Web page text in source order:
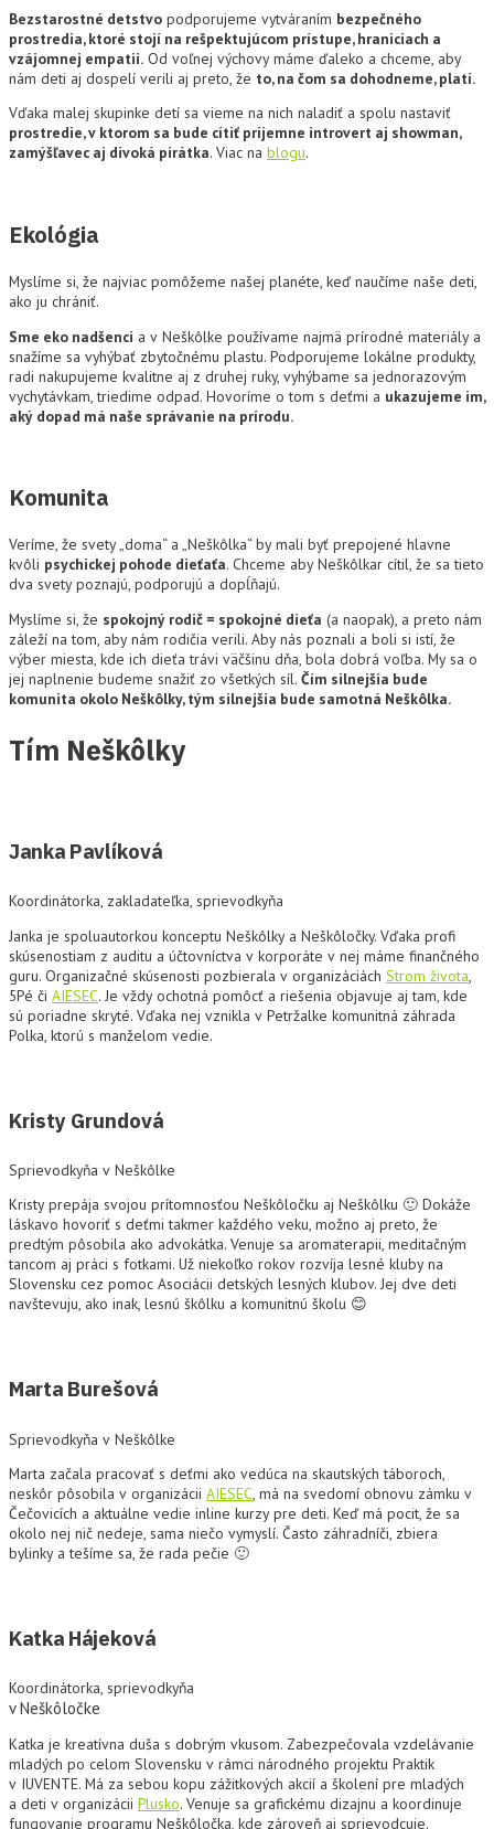
Bezstarostné detstvo podporujeme vytváraním bezpečného
prostredia, ktoré stojí na rešpektujúcom prístupe, hraniciach a
vzájomnej empatii. Od voľnej výchovy máme ďaleko a chceme, aby
nám deti aj dospelí verili aj preto, že to, na čom sa dohodneme, platí.
Vďaka malej skupinke detí sa vieme na nich naladiť a spolu nastaviť
prostredie, v ktorom sa bude cítiť príjemne introvert aj showman,
zamýšľavec aj divoká pirátka. Viac na blogu.
Ekológia
Myslíme si, že najviac pomôžeme našej planéte, keď naučíme naše deti,
ako ju chrániť.
Sme eko nadšenci a v Neškôlke používame najmä prírodné materiály a
snažíme sa vyhýbať zbytočnému plastu. Podporujeme lokálne produkty,
radi nakupujeme kvalitne aj z druhej ruky, vyhýbame sa jednorazovým
vychytávkam, triedime odpad. Hovoríme o tom s deťmi a ukazujeme im,
aký dopad má naše správanie na prírodu.
Komunita
Veríme, že svety „doma“ a „Neškôlka“ by mali byť prepojené hlavne
kvôli psychickej pohode dieťaťa. Chceme aby Neškôlkar cítil, že sa tieto
dva svety poznajú, podporujú a dopĺňajú.
Myslíme si, že spokojný rodič = spokojné dieťa (a naopak), a preto nám
záleží na tom, aby nám rodičia verili. Aby nás poznali a boli si istí, že
výber miesta, kde ich dieťa trávi väčšinu dňa, bola dobrá voľba. My sa o
jej naplnenie budeme snažiť zo všetkých síl. Čím silnejšia bude
komunita okolo Neškôlky, tým silnejšia bude samotná Neškôlka.
Tím Neškôlky
Janka Pavlíková
Koordinátorka, zakladateľka, sprievodkyňa
Janka je spoluautorkou konceptu Neškôlky a Neškôločky. Vďaka profi
skúsenostiam z auditu a účtovníctva v korporáte v nej máme finančného
guru. Organizačné skúsenosti pozbierala v organizáciách Strom života
5Pé či AIESEC. Je vždy ochotná pomôcť a riešenia objavuje aj tam, kde
sú poriadne skryté. Vďaka nej vznikla v Petržalke komunitná záhrada
Polka, ktorú s manželom vedie.
Kristy Grundová
Sprievodkyňa v Neškôlke
Kristy prepája svojou prítomnosťou Neškôločku aj Neškôlku 🙂 Dokáže
láskavo hovoriť s deťmi takmer každého veku, možno aj preto, že
predtým pôsobila ako advokátka. Venuje sa aromaterapii, meditačným
tancom aj práci s fotkami. Už niekoľko rokov rozvíja lesné kluby na
Slovensku cez pomoc Asociácii detských lesných klubov. Jej dve deti
navštevuju, ako inak, lesnú škôlku a komunitnú školu 😊
Marta Burešová
Sprievodkyňa v Neškôlke
Marta začala pracovať s deťmi ako vedúca na skautských táboroch,
neskôr pôsobila v organizácii AIESEC, má na svedomí obnovu zámku v
Čečovicích a aktuálne vedie inline kurzy pre deti. Keď má pocit, že sa
okolo nej nič nedeje, sama niečo vymyslí. Často záhradníči, zbiera
bylinky a tešíme sa, že rada pečie 🙂
Katka Hájeková
Koordinátorka, sprievodkyňa
v Neškôločke
Katka je kreatívna duša s dobrým vkusom. Zabezpečovala vzdelávanie
mladých po celom Slovensku v rámci národného projektu Praktik
v IUVENTE. Má za sebou kopu zážitkových akcií a školení pre mladých
a deti v organizácii Plusko. Venuje sa grafickému dizajnu a koordinuje
fungovanie programu Neškôločka, kde zároveň aj sprievodcuje.